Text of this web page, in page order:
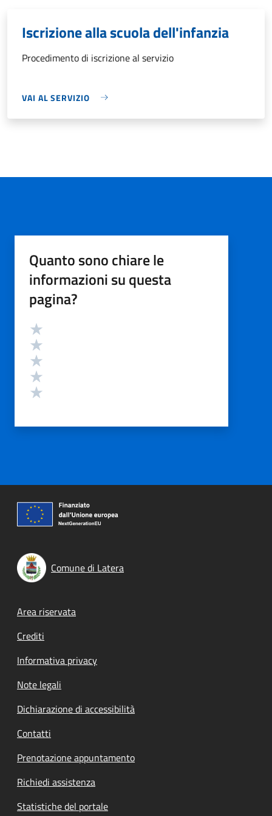
Iscrizione alla scuola dell'infanzia
Procedimento di iscrizione al servizio
VAI AL SERVIZIO
Quanto sono chiare le
informazioni su questa
pagina?
Valutazione
Comune di Latera
Footer menu
Area riservata
Crediti
Informativa privacy
Note legali
Dichiarazione di accessibilità
Contatti
Prenotazione appuntamento
Richiedi assistenza
Statistiche del portale